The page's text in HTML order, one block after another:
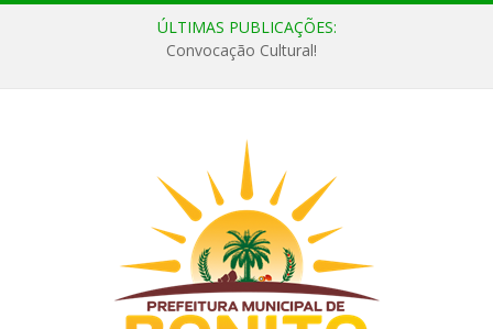
ÚLTIMAS PUBLICAÇÕES:
Convocação Cultural!